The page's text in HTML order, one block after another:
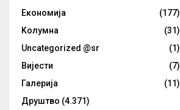
Eкономија
(177)
Kолумнa
(31)
Uncategorized @sr
(1)
Вијести
(7)
Галерија
(11)
Друштво (4.371)